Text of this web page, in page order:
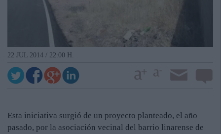
22 JUL 2014 / 22:00 H.
Esta iniciativa surgió de un proyecto planteado, el año
pasado, por la asociación vecinal del barrio linarense de